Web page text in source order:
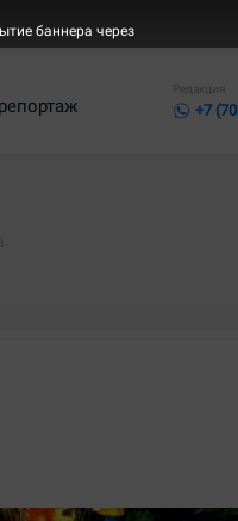
Редакция
+7
баннера через